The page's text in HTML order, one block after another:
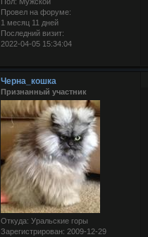
Провел на форуме:
1 месяц 11 дней
Последний визит:
2022-04-05 15:34:04
Черна_кошка
Признанный участник
Откуда: Уральские горы
Зарегистрирован: 2009-12-29